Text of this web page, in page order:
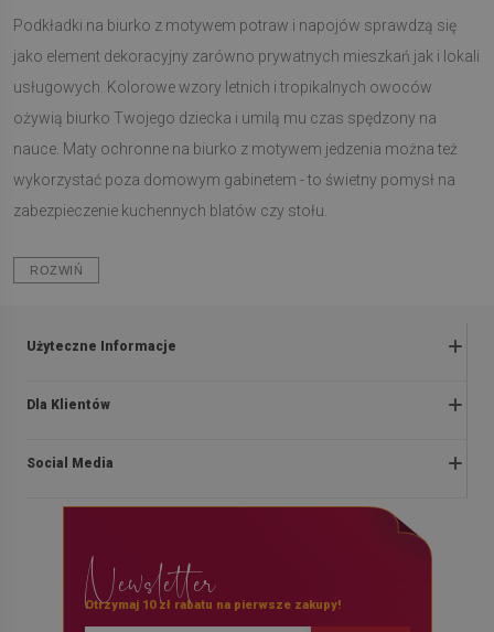
Podkładki na biurko z motywem potraw i napojów sprawdzą się
jako element dekoracyjny zarówno prywatnych mieszkań jak i lokali
usługowych. Kolorowe wzory letnich i tropikalnych owoców
ożywią biurko Twojego dziecka i umilą mu czas spędzony na
nauce. Maty ochronne na biurko z motywem jedzenia można też
wykorzystać poza domowym gabinetem - to świetny pomysł na
zabezpieczenie kuchennych blatów czy stołu.
ROZWIŃ
Użyteczne Informacje
Zwroty i reklamacje
Polityka prywatności i cookies
Prawo odstąpienia od umowy
Dla Klientów
O nas
Pytania i odpowiedzi
Współpraca
Social Media
instagram
pinterest
Newsletter
Otrzymaj 10 zł rabatu na pierwsze zakupy!